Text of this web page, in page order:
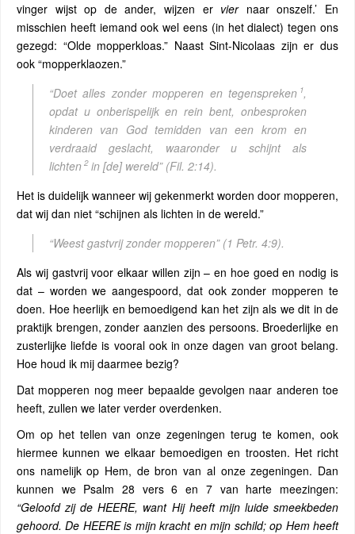
vinger wijst op de ander, wijzen er viernaar onszelf.’ En
misschien heeft iemand ook wel eens (in het dialect) tegen ons
gezegd: “Olde mopperkloas.” Naast Sint-Nicolaas zijn er dus
ook “mopperklaozen.”
“Doet alles zonder mopperen en tegenspreken 1,
opdat u onberispelijk en rein bent, onbesproken
kinderen van God temidden van een krom en
verdraaid geslacht, waaronder u schijnt als
lichten 2in [de] wereld”(Fil. 2:14).
Het is duidelijk wanneer wij gekenmerkt worden door mopperen,
dat wij dan niet “schijnen als lichten in de wereld.”
“Weest gastvrij zonder mopperen”(1 Petr. 4:9).
Als wij gastvrij voor elkaar willen zijn – en hoe goed en nodig is
dat – worden we aangespoord, dat ook zonder mopperen te
doen. Hoe heerlijk en bemoedigend kan het zijn als we dit in de
praktijk brengen, zonder aanzien des persoons. Broederlijke en
zusterlijke liefde is vooral ook in onze dagen van groot belang.
Hoe houd ik mij daarmee bezig?
Dat mopperen nog meer bepaalde gevolgen naar anderen toe
heeft, zullen we later verder overdenken.
Om op het tellen van onze zegeningen terug te komen, ook
hiermee kunnen we elkaar bemoedigen en troosten. Het richt
ons namelijk op Hem, de bron van al onze zegeningen. Dan
kunnen we Psalm 28 vers 6 en 7 van harte meezingen:
“Geloofd zij de HEERE, want Hij heeft mijn luide smeekbeden
gehoord. De HEERE is mijn kracht en mijn schild; op Hem heeft